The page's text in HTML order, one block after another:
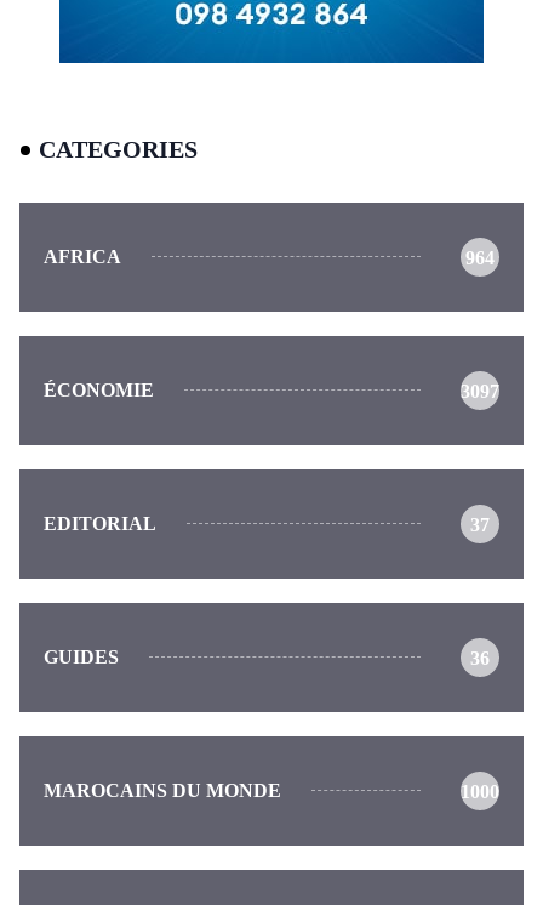
CATEGORIES
AFRICA 964
ÉCONOMIE 3097
EDITORIAL 37
GUIDES 36
MAROCAINS DU MONDE 1000